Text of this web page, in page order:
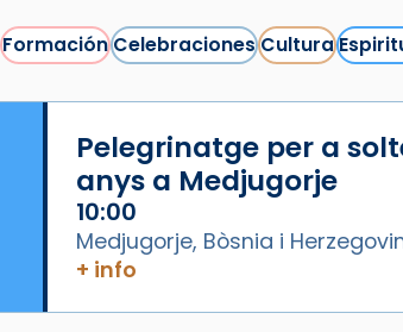
Cargar más...
FormaciónCelebracionesCultura
Pelegrinatge per a
anys a Medjugorje
10:00
Medjugorje, Bòsnia i
+ info